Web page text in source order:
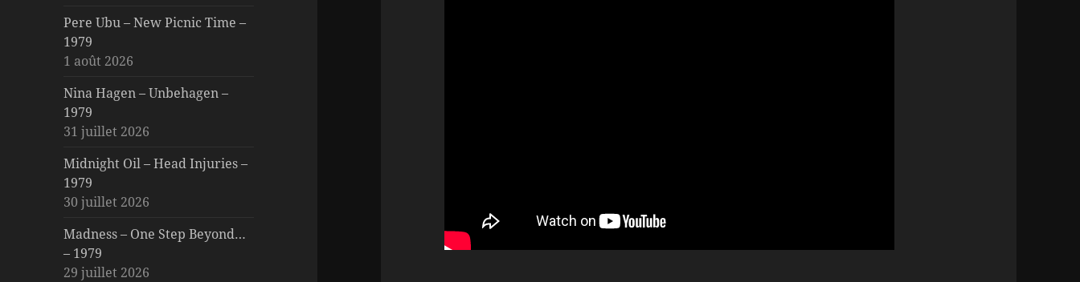
Pere Ubu – New Picnic Time –
1979
1 août 2026
Nina Hagen – Unbehagen –
1979
31 juillet 2026
Midnight Oil – Head Injuries –
1979
30 juillet 2026
Madness – One Step Beyond…
– 1979
29 juillet 2026